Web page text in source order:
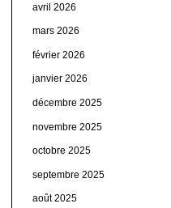
avril 2026
mars 2026
février 2026
janvier 2026
décembre 2025
novembre 2025
octobre 2025
septembre 2025
août 2025